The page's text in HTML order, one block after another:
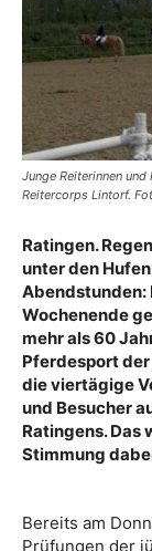
Junge Reiterinnen
Reitercorps Lintorf.
Ratingen.
unter den
Abendstunden:
Wochenende
mehr als 60
Pferdesport
die viertägige
und Besucher
Ratingens.
Stimmung
Bereits am
Prüfungen der